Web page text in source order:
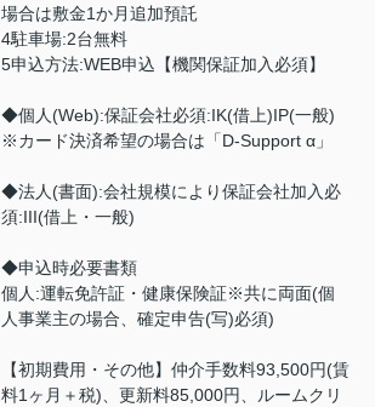
場合は敷金1か月追加預託
4駐車場:2台無料
5申込方法:WEB申込【機関保証加入必須】
◆個人(Web):保証会社必須:IK(借上)IP(一般)
※カード決済希望の場合は「D-Support α」
◆法人(書面):会社規模により保証会社加入必
須:III(借上・一般)
◆申込時必要書類
個人:運転免許証・健康保険証※共に両面(個
人事業主の場合、確定申告(写)必須)
【初期費用・その他】仲介手数料93,500円(賃
料1ヶ月＋税)、更新料85,000円、ルームクリ